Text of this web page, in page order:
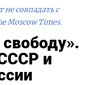
совпадать с
Moscow Times.
и